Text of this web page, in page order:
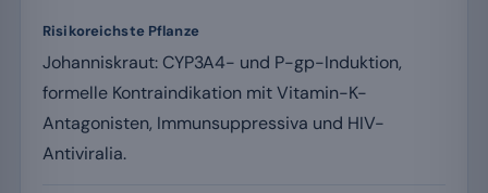
Risikoreichste Pflanze
Johanniskraut: CYP3A4- und P-gp-Induktion,
formelle Kontraindikation mit Vitamin-K-
Antagonisten, Immunsuppressiva und HIV-
Antiviralia.